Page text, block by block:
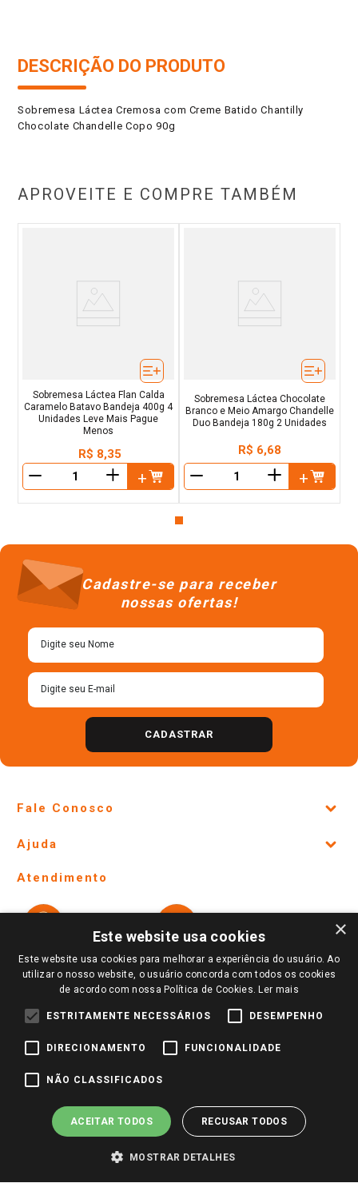
DESCRIÇÃO DO PRODUTO
Sobremesa Láctea Cremosa com Creme Batido Chantilly
Chocolate Chandelle Copo 90g
APROVEITE E COMPRE TAMBÉM
Sobremesa Láctea Flan Calda
Caramelo Batavo Bandeja 400g 4
Unidades Leve Mais Pague
Menos
R$ 8,35
＋
Sobremesa Láctea Chocolate
Branco e Meio Amargo Chandelle
Duo Bandeja 180g 2 Unidades
R$ 6,68
＋
Cadastre-se para receber
nossas ofertas!
CADASTRAR
Fale Conosco
Lojas Físicas e Horários
Ofertas
Notícias
Perguntas frequentes
Trabalhe Conosco
Ajuda
Formas de Pagamento
Políticas de entrega
Trocas e Devoluções
Atendimento
Vendas Online
Ouvidoria
Redes Sociais
×
Este website usa cookies
Este website usa cookies para melhorar a experiência do usuário. Ao
utilizar o nosso website, o usuário concorda com todos os cookies
de acordo com nossa Política de Cookies. Ler mais
ESTRITAMENTE NECESSÁRIOS DESEMPENHO
DIRECIONAMENTO FUNCIONALIDADE
NÃO CLASSIFICADOS
ACEITAR TODOS RECUSAR TODOS
MOSTRAR DETALHES